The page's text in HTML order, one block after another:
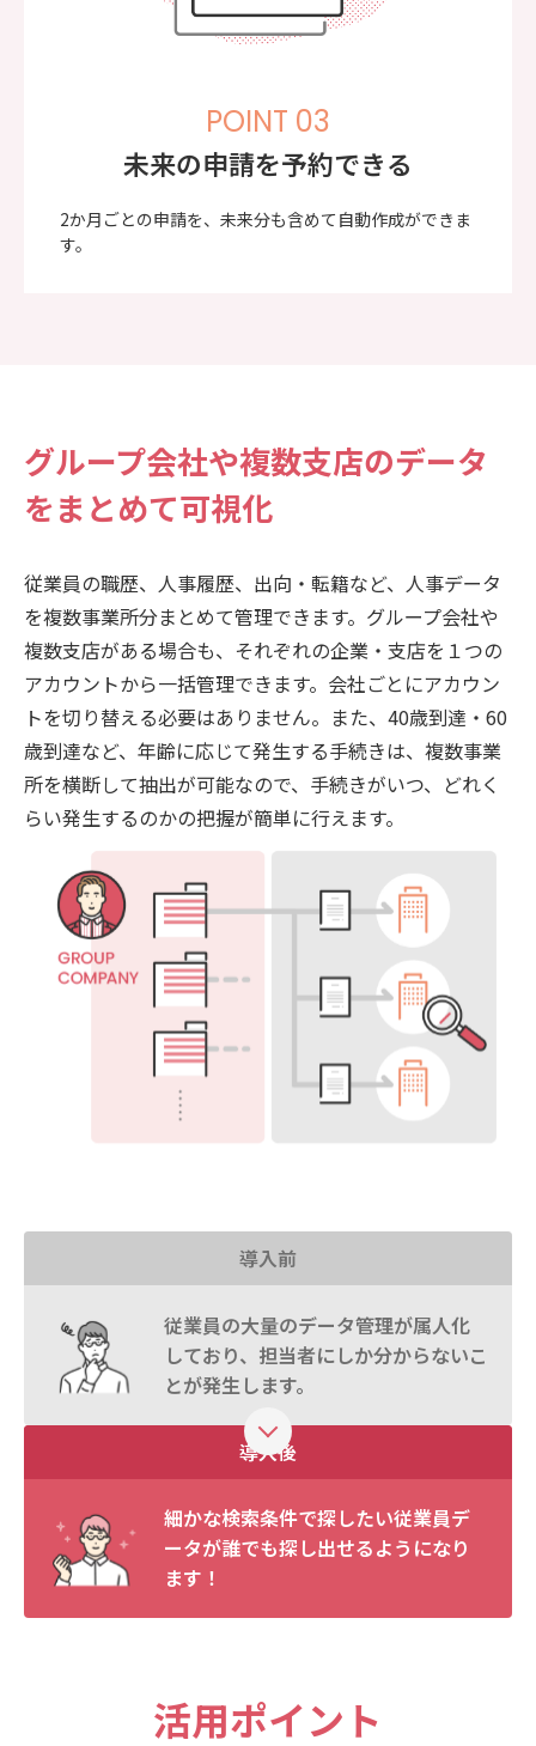
POINT 03
未来の申請を予約できる
2か月ごとの申請を、未来分も含めて自動作成ができま
す。
グループ会社や複数支店のデータ
をまとめて可視化
従業員の職歴、人事履歴、出向・転籍など、人事データ
を複数事業所分まとめて管理できます。グループ会社や
複数支店がある場合も、それぞれの企業・支店を１つの
アカウントから一括管理できます。会社ごとにアカウン
トを切り替える必要はありません。また、40歳到達・60
歳到達など、年齢に応じて発生する手続きは、複数事業
所を横断して抽出が可能なので、手続きがいつ、どれく
らい発生するのかの把握が簡単に行えます。
導入前
従業員の大量のデータ管理が属人化
しており、担当者にしか分からないこ
とが発生します。
導入後
細かな検索条件で探したい従業員デ
ータが誰でも探し出せるようになり
ます！
活用ポイント